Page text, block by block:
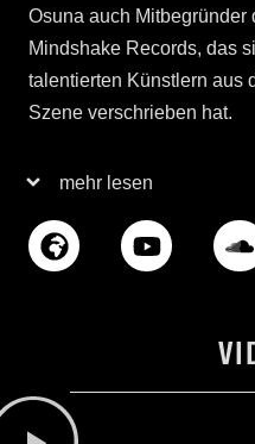
Osuna auch
Mindshake Records, das
talentierten Künstlern aus
Szene verschrieben hat.
mehr lesen